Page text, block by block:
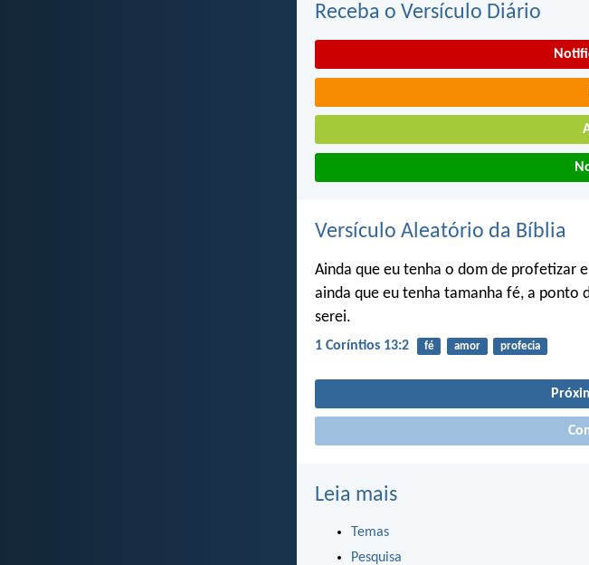
Receba o Versículo Diário
Versículo Aleatório da Bíblia
Ainda que eu tenha o dom de profetizar
ainda que eu tenha tamanha fé, a ponto
serei.
1 Coríntios 13:2 fé amor profecia
Leia mais
Temas
Pesquisa